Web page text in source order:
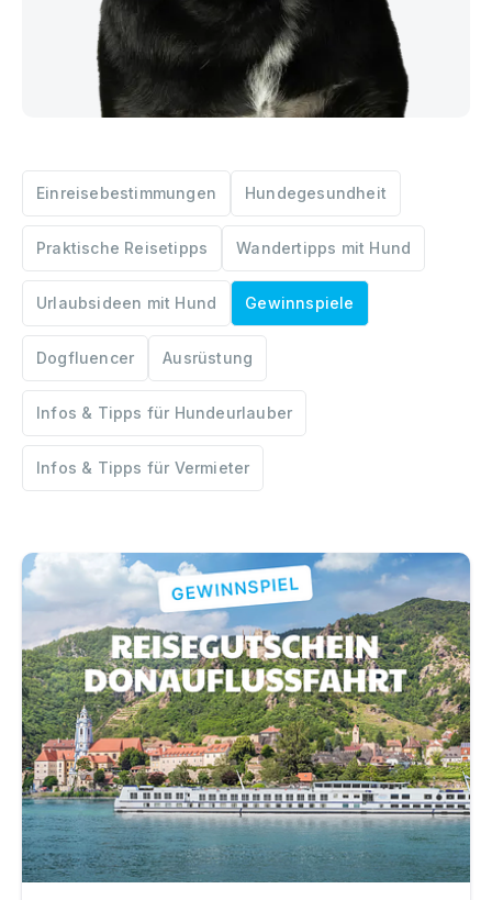
Einreisebestimmungen Hundegesundheit
Praktische Reisetipps Wandertipps mit Hund
Urlaubsideen mit Hund Gewinnspiele
Dogfluencer Ausrüstung
Infos & Tipps für Hundeurlauber
Infos & Tipps für Vermieter
Gemeinsam reisen, gemeinsam erleben – 500 €